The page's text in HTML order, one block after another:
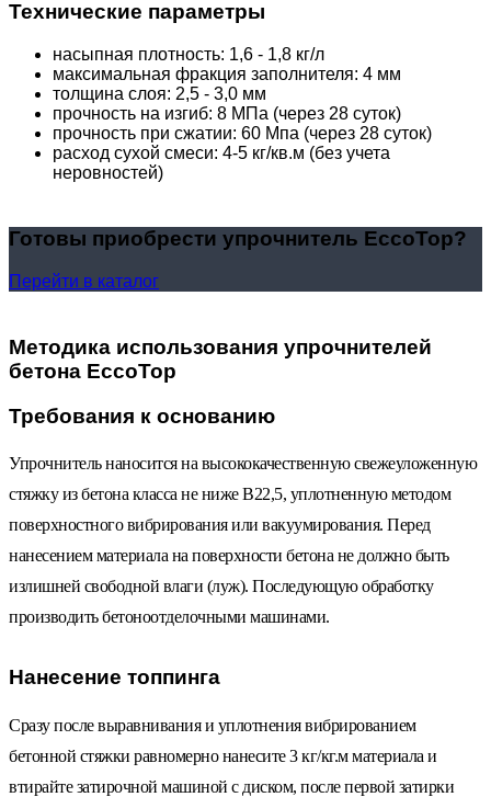
Технические параметры
насыпная плотность: 1,6 - 1,8 кг/л
максимальная фракция заполнителя: 4 мм
толщина слоя: 2,5 - 3,0 мм
прочность на изгиб: 8 МПа (через 28 суток)
прочность при сжатии: 60 Мпа (через 28 суток)
расход сухой смеси: 4-5 кг/кв.м (без учета
неровностей)
Готовы приобрести упрочнитель EccoTop?
Перейти в каталог
Методика использования упрочнителей
бетона EccoTop
Требования к основанию
Упрочнитель наносится на высококачественную свежеуложенную
стяжку из бетона класса не ниже В22,5, уплотненную методом
поверхностного вибрирования или вакуумирования. Перед
нанесением материала на поверхности бетона не должно быть
излишней свободной влаги (луж). Последующую обработку
производить бетоноотделочными машинами.
Нанесение топпинга
Сразу после выравнивания и уплотнения вибрированием
бетонной стяжки равномерно нанесите 3 кг/кг.м материала и
втирайте затирочной машиной с диском, после первой затирки